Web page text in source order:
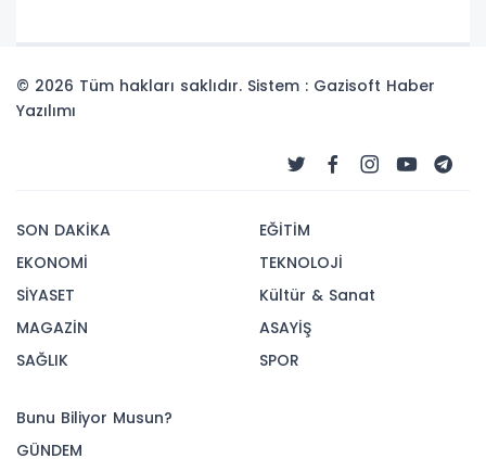
© 2026 Tüm hakları saklıdır. Sistem : Gazisoft Haber
Yazılımı
SON DAKİKA
EKONOMİ
SİYASET
MAGAZİN
SAĞLIK
EĞİTİM
TEKNOLOJİ
Kültür & Sanat
ASAYİŞ
SPOR
Bunu Biliyor Musun?
GÜNDEM